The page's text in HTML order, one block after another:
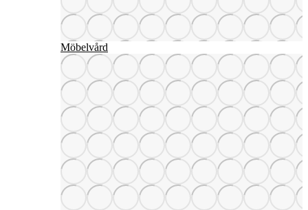
Möbelvård